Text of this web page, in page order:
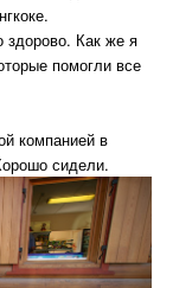
Как же я
помогли все
компанией в
сидели.